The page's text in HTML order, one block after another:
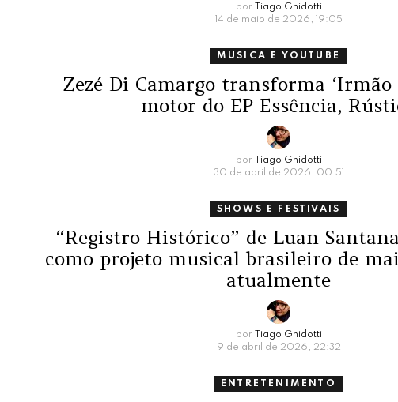
por
Tiago Ghidotti
14 de maio de 2026, 19:05
MUSICA E YOUTUBE
Zezé Di Camargo transforma ‘Irmão
motor do EP Essência,
por
Tiago Ghidotti
30 de abril de 2026, 00:51
SHOWS E FESTIVAIS
“Registro Histórico” de Luan
como projeto musical brasileiro de
atualmente
por
Tiago Ghidotti
9 de abril de 2026, 22:32
ENTRETENIMENTO